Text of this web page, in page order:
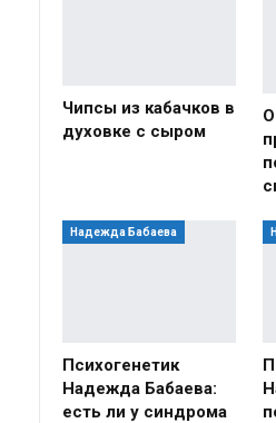
Чипсы из кабачков в
духовке с сыром
Надежда Бабаева
Психогенетик
Надежда Бабаева:
есть ли у синдрома